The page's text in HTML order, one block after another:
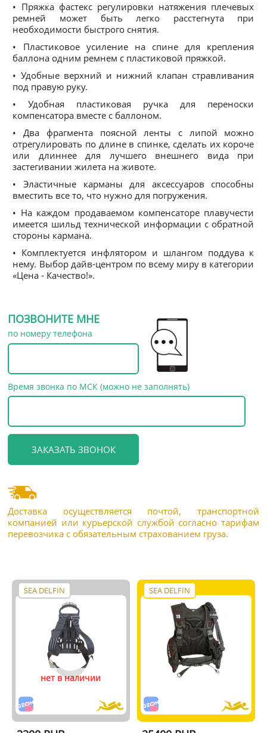
• Пряжка фастекс регулировки натяжения плечевых
ремней может быть легко расстегнута при
необходимости быстрого снятия.
• Пластиковое усиление на спине для крепления
баллона одним ремнем с пластиковой пряжкой.
• Удобные верхний и нижний клапан стравливания
под правую руку.
• Удобная пластиковая ручка для переноски
компенсатора вместе с баллоном.
• Два фрагмента поясной ленты с липой можно
отрегулировать по длине в спинке, сделать их короче
или длиннее для лучшего внешнего вида при
застегивании жилета на животе.
• Эластичные карманы для аксессуаров способны
вместить все то, что нужно для погружения.
• На каждом продаваемом компенсаторе плавучести
имеется шильд технической информации с обратной
стороны кармана.
• Комплектуется инфлятором и шлангом поддува к
нему. Выбор дайв-центром по всему миру в категории
«Цена - Качество!».
ПОЗВОНИТЕ МНЕ
по номеру телефона
Время звонка по МСК (можно не заполнять)
Доставка осуществляется почтой, транспортной
компанией или курьерской службой согласно тарифам
перевозчика с обязательным страхованием груза.
SEA DELFIN
нет в наличии
SEA DELFIN